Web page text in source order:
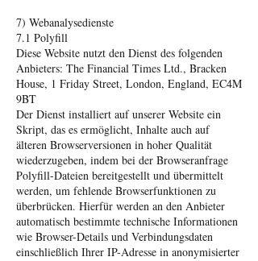
7) Webanalysedienste
7.1 Polyfill
Diese Website nutzt den Dienst des folgenden
Anbieters: The Financial Times Ltd., Bracken
House, 1 Friday Street, London, England, EC4M
9BT
Der Dienst installiert auf unserer Website ein
Skript, das es ermöglicht, Inhalte auch auf
älteren Browserversionen in hoher Qualität
wiederzugeben, indem bei der Browseranfrage
Polyfill-Dateien bereitgestellt und übermittelt
werden, um fehlende Browserfunktionen zu
überbrücken. Hierfür werden an den Anbieter
automatisch bestimmte technische Informationen
wie Browser-Details und Verbindungsdaten
einschließlich Ihrer IP-Adresse in anonymisierter